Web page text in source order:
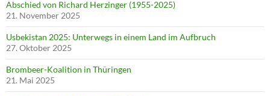
Abschied von Richard Herzinger (1955-2025)
21. November 2025
Usbekistan 2025: Unterwegs in einem Land im Aufbruch
27. Oktober 2025
Brombeer-Koalition in Thüringen
21. Mai 2025